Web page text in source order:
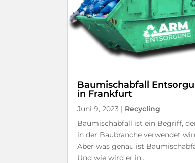
Baumischabfall
in Frankfurt
Juni 9, 2023 | Recycling
Baumischabfall ist ein Begriff,
in der Baubranche verwendet
Aber was genau ist
Und wie wird er in...